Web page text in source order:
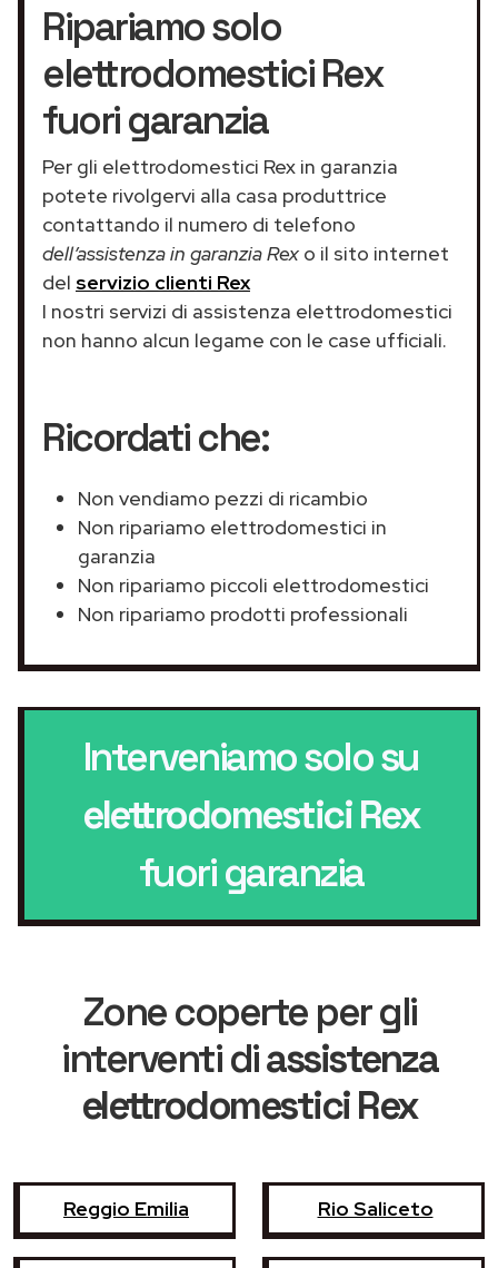
Ripariamo solo
elettrodomestici Rex
fuori garanzia
Per gli elettrodomestici Rex in garanzia
potete rivolgervi alla casa produttrice
contattando il numero di telefono
dell’assistenza in garanzia Rex o il sito internet
del servizio clienti Rex
I nostri servizi di assistenza elettrodomestici
non hanno alcun legame con le case ufficiali.
Ricordati che:
Non vendiamo pezzi di ricambio
Non ripariamo elettrodomestici in
garanzia
Non ripariamo piccoli elettrodomestici
Non ripariamo prodotti professionali
Interveniamo solo su
elettrodomestici Rex
fuori garanzia
Zone coperte per gli
interventi diassistenza
elettrodomestici Rex
Reggio Emilia Rio Saliceto